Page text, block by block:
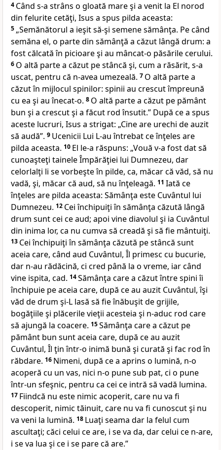
4 Când s-a strâns o gloată mare şi a venit la El norod
din felurite cetăţi, Isus a spus pilda aceasta:
5 „Semănătorul a ieşit să-şi semene sămânţa. Pe când
semăna el, o parte din sămânţă a căzut lângă drum: a
fost călcată în picioare şi au mâncat-o păsările cerului.
6 O altă parte a căzut pe stâncă şi, cum a răsărit, s-a
uscat, pentru că n-avea umezeală. 7 O altă parte a
căzut în mijlocul spinilor: spinii au crescut împreună
cu ea şi au înecat-o. 8 O altă parte a căzut pe pământ
bun şi a crescut şi a făcut rod însutit.” După ce a spus
aceste lucruri, Isus a strigat: „Cine are urechi de auzit
să audă”. 9 Ucenicii Lui L-au întrebat ce înţeles are
pilda aceasta. 10 El le-a răspuns: „Vouă v-a fost dat să
cunoaşteţi tainele Împărăţiei lui Dumnezeu, dar
celorlalţi li se vorbeşte în pilde, ca, măcar că văd, să nu
vadă, şi, măcar că aud, să nu înţeleagă. 11 Iată ce
înţeles are pilda aceasta: Sămânţa este Cuvântul lui
Dumnezeu. 12 Cei închipuiţi în sămânţa căzută lângă
drum sunt cei ce aud; apoi vine diavolul şi ia Cuvântul
din inima lor, ca nu cumva să creadă şi să fie mântuiţi.
13 Cei închipuiţi în sămânţa căzută pe stâncă sunt
aceia care, când aud Cuvântul, Îl primesc cu bucurie,
dar n-au rădăcină, ci cred până la o vreme, iar când
vine ispita, cad. 14Sămânţa care a căzut între spini îi
închipuie pe aceia care, după ce au auzit Cuvântul, îşi
văd de drum şi-L lasă să fie înăbuşit de grijile,
bogăţiile şi plăcerile vieţii acesteia şi n-aduc rod care
să ajungă la coacere. 15Sămânţa care a căzut pe
pământ bun sunt aceia care, după ce au auzit
Cuvântul, Îl ţin într-o inimă bună şi curată şi fac rod în
răbdare. 16 Nimeni, după ce a aprins o lumină, n-o
acoperă cu un vas, nici n-o pune sub pat, ci o pune
într-un sfeşnic, pentru ca cei ce intră să vadă lumina.
17 Fiindcă nu este nimic acoperit, care nu va fi
descoperit, nimic tăinuit, care nu va fi cunoscut şi nu
va veni la lumină. 18 Luaţi seama dar la felul cum
ascultaţi; căci celui ce are, i se va da, dar celui ce n-are,
i se va lua şi ce i se pare că are.”